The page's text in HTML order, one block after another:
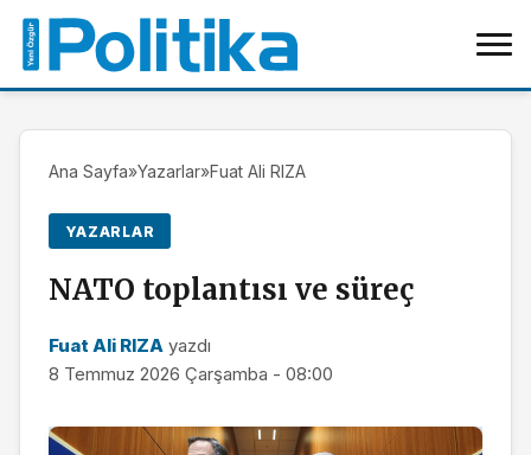
Ana Sayfa»Yazarlar»Fuat Ali RIZA
YAZARLAR
NATO toplantısı ve süreç
Fuat Ali RIZA yazdı
8 Temmuz 2026 Çarşamba - 08:00